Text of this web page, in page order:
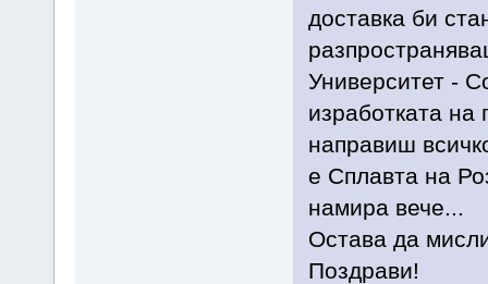
доставка би
Университет -
изработката
направиш
е Сплавта на
намира вече...
Остава да
Поздрави!